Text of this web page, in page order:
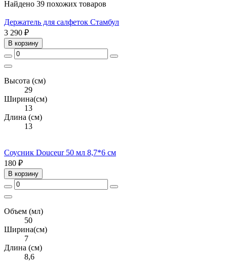
Найдено 39 похожих товаров
Держатель для салфеток Стамбул
3 290 ₽
В корзину
Высота (см)
29
Ширина(см)
13
Длина (см)
13
Соусник Douceur 50 мл 8,7*6 см
180 ₽
В корзину
Объем (мл)
50
Ширина(см)
7
Длина (см)
8,6